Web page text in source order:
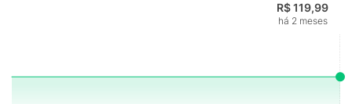
R$ 119,99
há 2 meses